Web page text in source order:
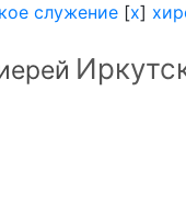
служение [x]